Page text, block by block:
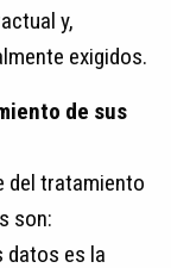
y,
exigidos.
de sus
del tratamiento
son:
datos es la